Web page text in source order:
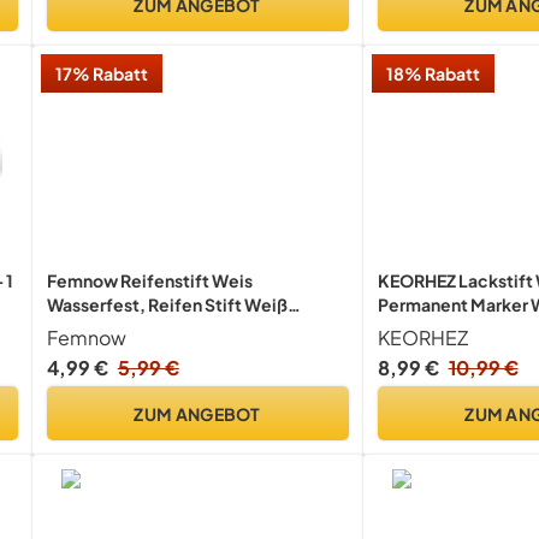
17% Rabatt
Femnow Reifenstift Weis
Wasserfest, Reifen Stift Weiß
Wasserfest, Reifenstift Reifenfarbe
Weiß Reifenmarker Gelb,
Reifenkreide 5 Farben zum
Femnow
4,99 € 5,99 €
ZUM ANGEBOT
18% Rabatt
KEORHEZ
Permanent Marker
Weis Wasserfest,
Schnelltrocknend,
Reifen, Holz,
KEORHEZ
8,99 € 10,99 €
ZUM